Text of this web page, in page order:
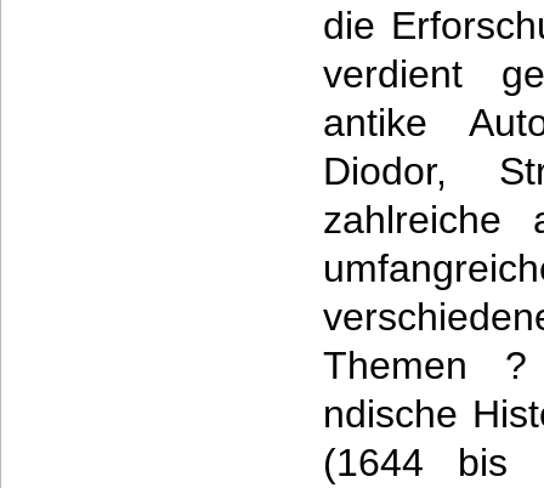
die
verdient
antike
Diodor,
zahlreiche
Themen
ndische
(1644 bis